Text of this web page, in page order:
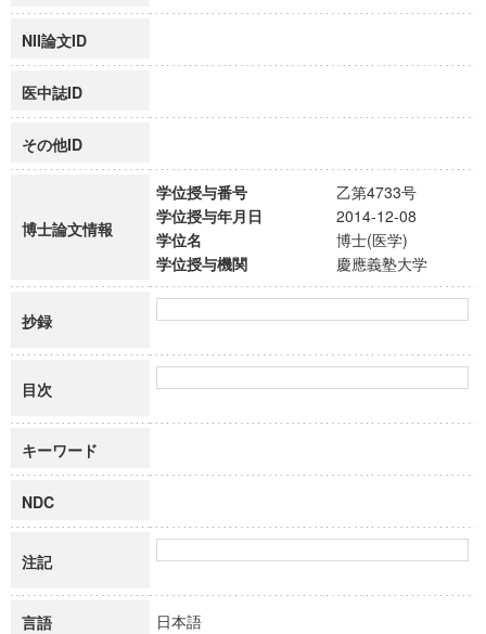
NII論文ID
医中誌ID
その他ID
博士論文情報
学位授与番号
乙第4733号
学位授与年月日
2014-12-08
学位名
博士(医学)
学位授与機関
慶應義塾大学
抄録
目次
キーワード
NDC
注記
言語 日本語